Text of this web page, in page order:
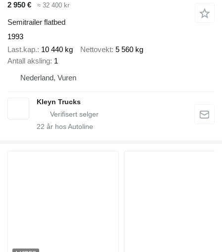
2 950 €
≈ 32 400 kr
Semitrailer flatbed
1993
Last.kap. 10 440 kg Nettovekt 5 560 kg
Antall aksling 1
Nederland, Vuren
Kleyn Trucks
22 år hos Autoline